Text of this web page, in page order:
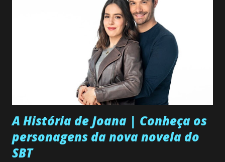
A História de Joana | Conheça os
personagens da nova novela do
SBT